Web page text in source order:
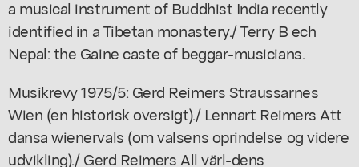
a musical instrument of Buddhist India recently
identified in a Tibetan monastery./ Terry B ech
Nepal: the Gaine caste of beggar-musicians.
Musikrevy 1975/5: Gerd Reimers Straussarnes
Wien (en historisk oversigt)./ Lennart Reimers Att
dansa wienervals (om valsens oprindelse og videre
udvikling)./ Gerd Reimers All värl-dens